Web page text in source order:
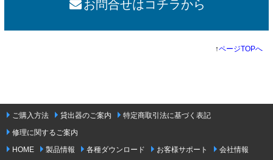
お問合せはコチラから
↑ページTOPへ
ご購入方法 貸出器のご案内
特定商取引法に基づく表記
修理に関するご案内
HOME
製品情報 各種ダウンロード お客様サポート 会社情報